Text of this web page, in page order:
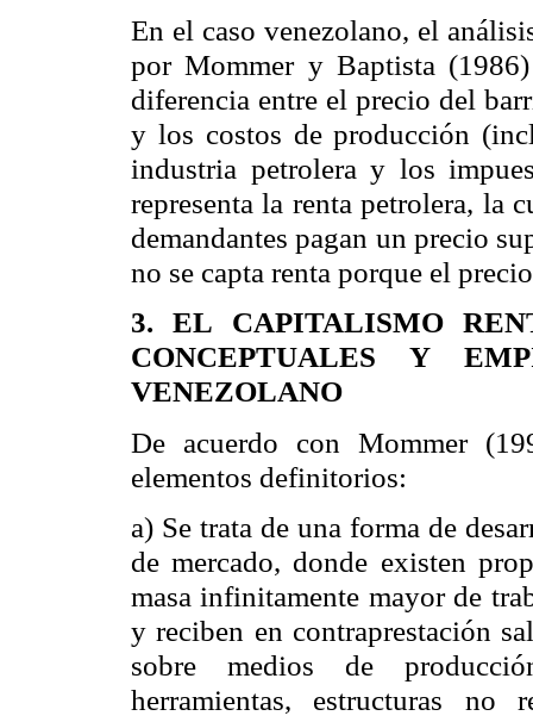
En el caso venezolano, el
porMommery Baptista (1986)
diferencia entre el precio del
y los costos de producción
industria petrolera y los
representa la renta petrolera, la
demandantes pagan un precio
no se capta renta porque el
3. EL CAPITALISMO
CONCEPTUALES Y
VENEZOLANO
De acuerdo con Mommer
elementos definitorios:
a) Se trata de una forma de
de mercado, donde existen
masa infinitamente mayor de
y reciben en contraprestación
sobre medios de
herramientas, estructuras no